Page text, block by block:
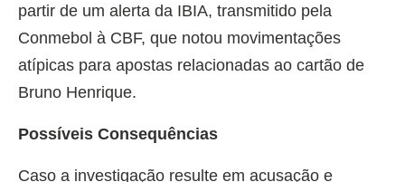
partir de um alerta da IBIA, transmitido pela
Conmebol à CBF, que notou movimentações
atípicas para apostas relacionadas ao cartão de
Bruno Henrique.
Possíveis Consequências
Caso a investigação resulte em acusação e